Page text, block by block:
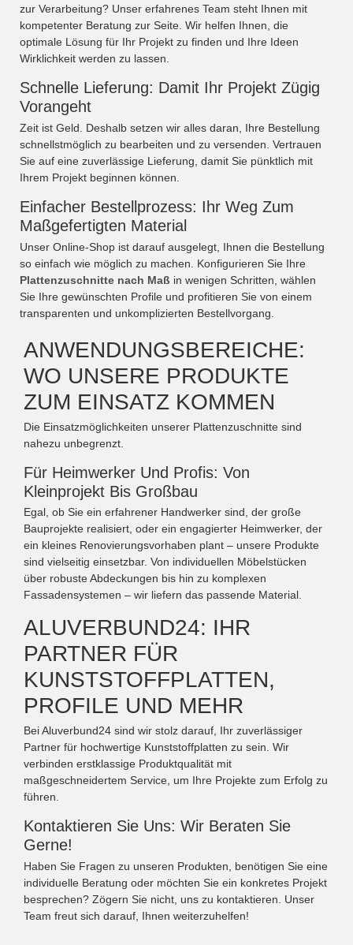
zur Verarbeitung? Unser erfahrenes Team steht Ihnen mit
kompetenter Beratung zur Seite. Wir helfen Ihnen, die
optimale Lösung für Ihr Projekt zu finden und Ihre Ideen
Wirklichkeit werden zu lassen.
Schnelle Lieferung: Damit Ihr Projekt Zügig
Vorangeht
Zeit ist Geld. Deshalb setzen wir alles daran, Ihre Bestellung
schnellstmöglich zu bearbeiten und zu versenden. Vertrauen
Sie auf eine zuverlässige Lieferung, damit Sie pünktlich mit
Ihrem Projekt beginnen können.
Einfacher Bestellprozess: Ihr Weg Zum
Maßgefertigten Material
Unser Online-Shop ist darauf ausgelegt, Ihnen die Bestellung
so einfach wie möglich zu machen. Konfigurieren Sie Ihre
Plattenzuschnitte nach Maß in wenigen Schritten, wählen
Sie Ihre gewünschten Profile und profitieren Sie von einem
transparenten und unkomplizierten Bestellvorgang.
ANWENDUNGSBEREICHE:
WO UNSERE PRODUKTE
ZUM EINSATZ KOMMEN
Die Einsatzmöglichkeiten unserer Plattenzuschnitte sind
nahezu unbegrenzt.
Für Heimwerker Und Profis: Von
Kleinprojekt Bis Großbau
Egal, ob Sie ein erfahrener Handwerker sind, der große
Bauprojekte realisiert, oder ein engagierter Heimwerker, der
ein kleines Renovierungsvorhaben plant – unsere Produkte
sind vielseitig einsetzbar. Von individuellen Möbelstücken
über robuste Abdeckungen bis hin zu komplexen
Fassadensystemen – wir liefern das passende Material.
ALUVERBUND24: IHR
PARTNER FÜR
KUNSTSTOFFPLATTEN,
PROFILE UND MEHR
Bei Aluverbund24 sind wir stolz darauf, Ihr zuverlässiger
Partner für hochwertige Kunststoffplatten zu sein. Wir
verbinden erstklassige Produktqualität mit
maßgeschneidertem Service, um Ihre Projekte zum Erfolg zu
führen.
Kontaktieren Sie Uns: Wir Beraten Sie
Gerne!
Haben Sie Fragen zu unseren Produkten, benötigen Sie eine
individuelle Beratung oder möchten Sie ein konkretes Projekt
besprechen? Zögern Sie nicht, uns zu kontaktieren. Unser
Team freut sich darauf, Ihnen weiterzuhelfen!